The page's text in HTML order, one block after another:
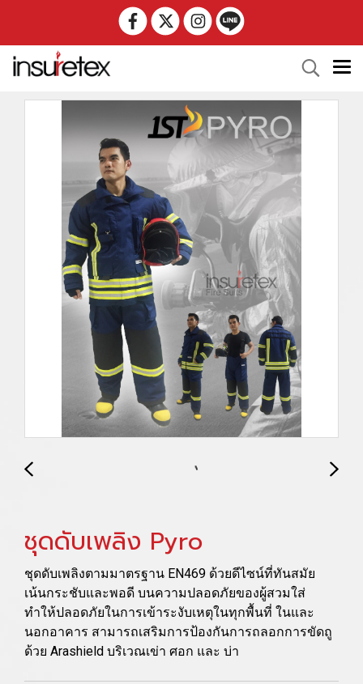
ชุดดับเพลิง Pyro
ชุดดับเพลิงตามมาตรฐาน EN469 ด้วยดีไซน์ที่ทันสมัย
เน้นกระชับและพอดี บนความปลอดภัยของผู้สวมใส่
ทำให้ปลอดภัยในการเข้าระงับเหตุในทุกพื้นที่ ในและ
นอกอาคาร สามารถเสริมการป้องกันการถลอกการขัดถู
ด้วย Arashield บริเวณเข่า ศอก และ บ่า